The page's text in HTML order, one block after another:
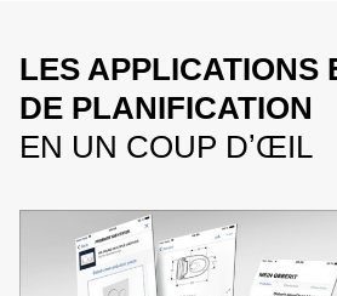
LES APPLICATIONS
DE PLANIFICATION
EN UN COUP DʼŒIL